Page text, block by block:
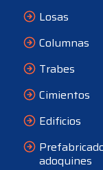
Losas
Columnas
Trabes
Cimientos
Edificios
adoquines